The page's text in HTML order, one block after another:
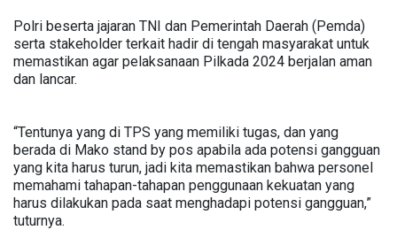
Polri beserta jajaran TNI dan Pemerintah Daerah (Pemda)
serta stakeholder terkait hadir di tengah masyarakat untuk
memastikan agar pelaksanaan Pilkada 2024 berjalan aman
dan lancar.
“Tentunya yang di TPS yang memiliki tugas, dan yang
berada di Mako stand by pos apabila ada potensi gangguan
yang kita harus turun, jadi kita memastikan bahwa personel
memahami tahapan-tahapan penggunaan kekuatan yang
harus dilakukan pada saat menghadapi potensi gangguan,”
tuturnya.